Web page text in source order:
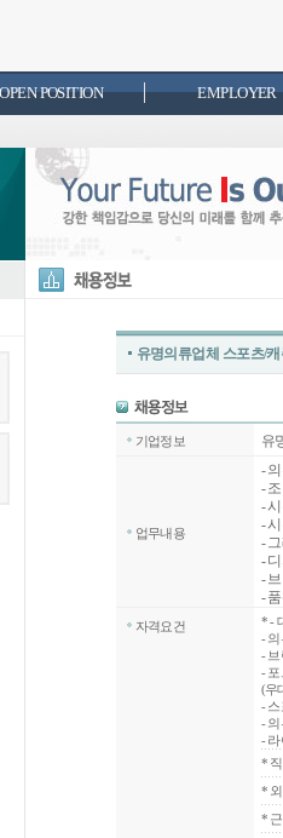
OPEN POSITION EMPLOYER
유명의류업체 스포츠/
기업정보 유
업무내용
-
-
-
-
-
-
-
-
자격요건 *-
-
-
-
(우
-
-
-
*
*
*